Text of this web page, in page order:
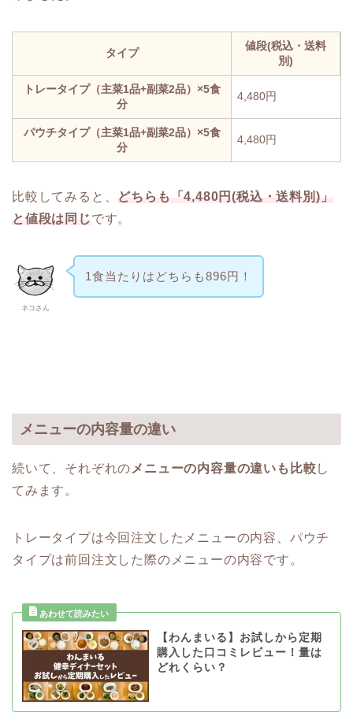
タイプ
値段(税込・送料
別)
トレータイプ（主菜1品+副菜2品）×5食
分
4,480円
パウチタイプ（主菜1品+副菜2品）×5食
分
4,480円
比較してみると、 どちらも「4,480円(税込・送料別)」
と値段は同じです。
ネコさん
1食当たりはどちらも896円！
メニューの内容量の違い
続いて、それぞれの メニューの内容量の違いも比較し
てみます。
トレータイプは今回注文したメニューの内容、パウチ
タイプは前回注文した際のメニューの内容です。
【わんまいる】お試しから定期
購入した口コミレビュー！量は
どれくらい？